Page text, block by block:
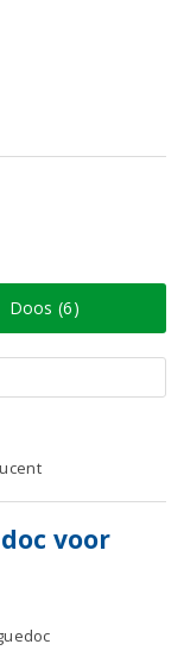
Doos (6)
voor